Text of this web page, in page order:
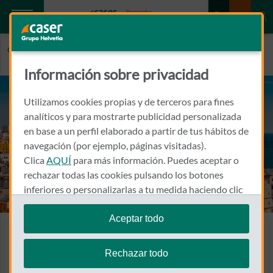
Caser.es CÁDIZ
Encuentra a tu agente
Información sobre privacidad
Utilizamos cookies propias y de terceros para fines
analíticos y para mostrarte publicidad personalizada
en base a un perfil elaborado a partir de tus hábitos de
navegación (por ejemplo, páginas visitadas).
Clica AQUÍ para más información. Puedes aceptar o
rechazar todas las cookies pulsando los botones
inferiores o personalizarlas a tu medida haciendo clic
en"configurar cookies".
Te recordamos que puedes modificar tus ajustes de
cookies en cualquier momento en la sección
Aceptar todo
Rechazar todo